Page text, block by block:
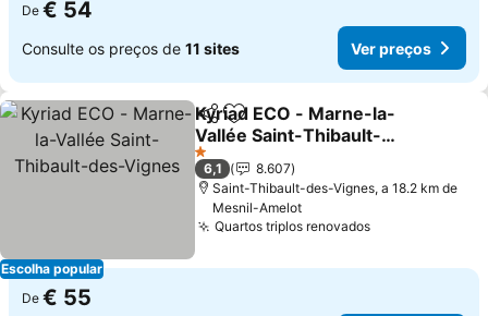
De € 54
Consulte os preços de 11 sites Ver preços
Escolha popular
PartilharAdicionar aos favoritos
Kyriad ECO - Marne-la-
Vallée Saint-Thibault-
des-Vignes
Ver preços
1 Estrelas
6,1
8.607
Saint-Thibault-des-Vignes, a 18.2 km de
Mesnil-Amelot
Quartos triplos renovadosVer preços
De € 55